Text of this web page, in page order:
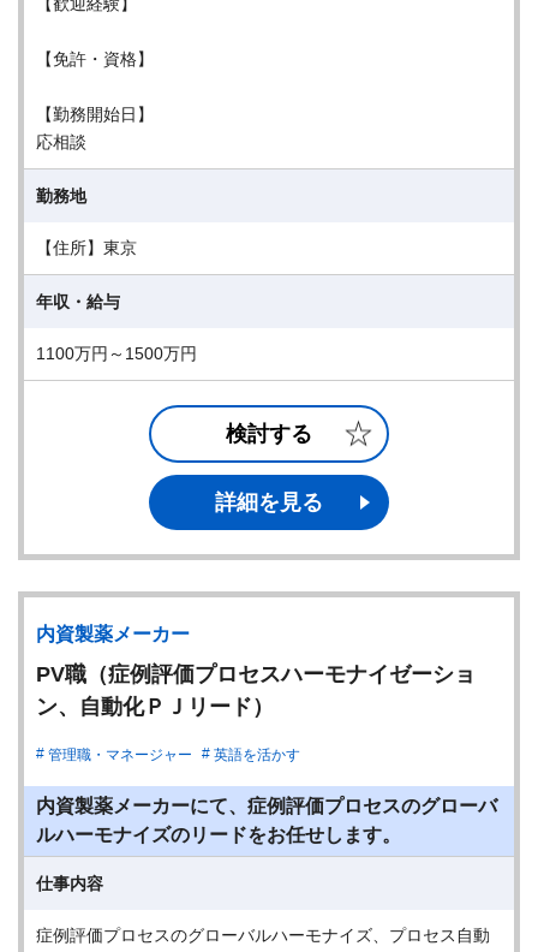
【免許・資格】
【勤務開始日】
応相談
勤務地
【住所】東京
年収・給与
1100万円～1500万円
検討する
詳細を見る
内資製薬メーカー
PV職（症例評価プロセスハーモナイゼーショ
ン、自動化ＰＪリード）
管理職・マネージャー 英語を活かす
内資製薬メーカーにて、症例評価プロセスのグローバ
ルハーモナイズのリードをお任せします。
仕事内容
症例評価プロセスのグローバルハーモナイズ、プロセス自動